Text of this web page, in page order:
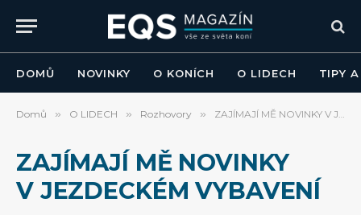
DOMŮ NOVINKY O KONÍCH O LIDECH TIPY A
Domů » O LIDECH » Rozhovory » ZAJÍMAJÍ MĚ NOVINKY V JEZDECKÉM VYBAVENÍ
ZAJÍMAJÍ MĚ NOVINKY
V JEZDECKÉM VYBAVENÍ